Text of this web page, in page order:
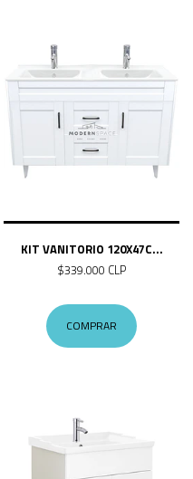
KIT VANITORIO 120X47C...
$339.000 CLP
COMPRAR